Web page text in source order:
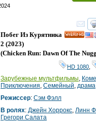
Побег Из Курятника
2 (2023)
(Chicken Run: Dawn Of The
HD 1080
Зарубежные мультфильмы,
Приключения, Семейный, драма
Режиссер: Сэм Фэлл
В ролях: Джейн Хоррокс, Линн
Грегори Салата